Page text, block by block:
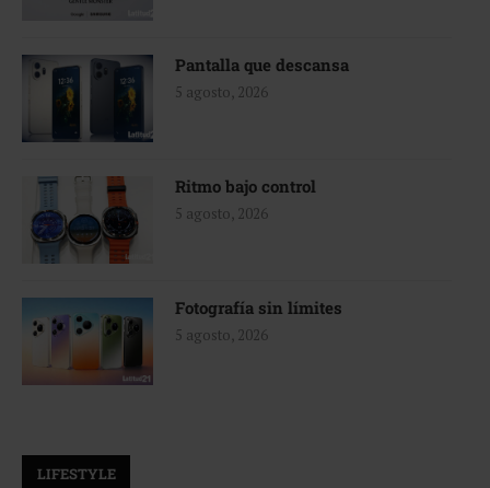
Pantalla que descansa
5 agosto, 2026
Ritmo bajo control
5 agosto, 2026
Fotografía sin límites
5 agosto, 2026
LIFESTYLE